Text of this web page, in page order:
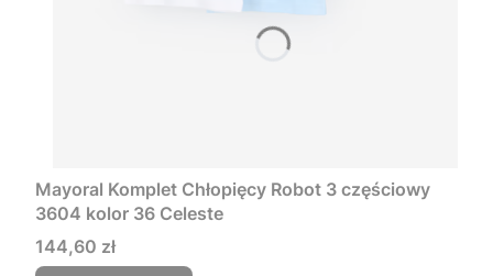
Mayoral Komplet Chłopięcy Robot 3 częściowy
3604 kolor 36 Celeste
Cena
144,60 zł